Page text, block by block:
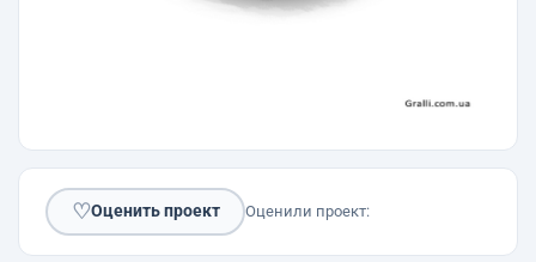
♡Оценить проект Оценили проект: